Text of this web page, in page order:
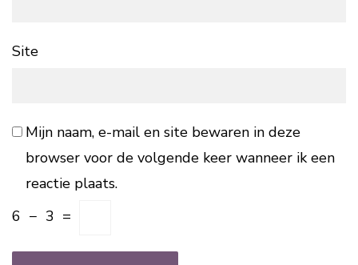
Site
Mijn naam, e-mail en site bewaren in deze
browser voor de volgende keer wanneer ik een
reactie plaats.
6 − 3 =